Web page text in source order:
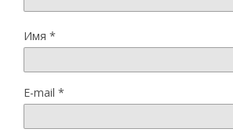
Имя *
E-mail *